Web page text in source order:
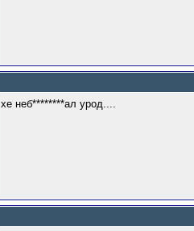
хе неб********ал урод....